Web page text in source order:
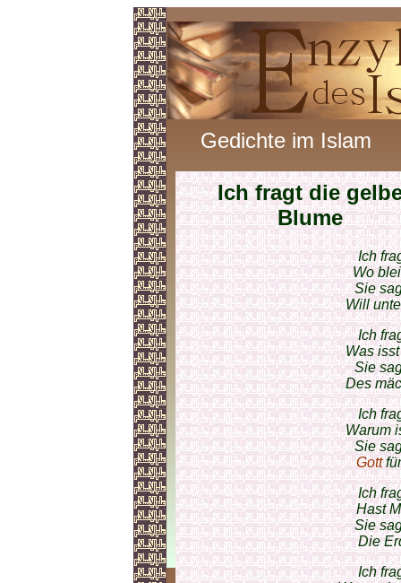
Gedichte im Islam
Ich fragt die
Blume
Ich
Wo
Sie
Will
Ich
Was
Sie
Des
Ich
Warum
Sie
Gott
Ich
Hast
Sie
Die
Ich